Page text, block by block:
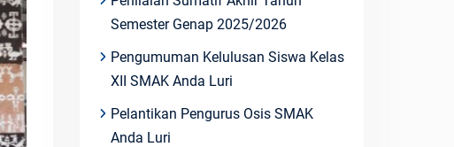
Semester Genap 2025/2026
Pengumuman Kelulusan Siswa Kelas
XII SMAK Anda Luri
Pelantikan Pengurus Osis SMAK
Anda Luri